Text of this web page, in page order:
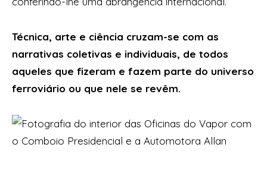
Técnica, arte e ciência cruzam-se com as
narrativas coletivas e individuais, de todos
aqueles que fizeram e fazem parte do universo
ferroviário ou que nele se revêm.